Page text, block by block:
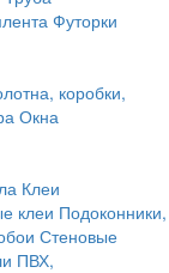
Футорки
коробки,
Окна
Клеи
клеи Подоконники,
Стеновые
ПВХ,